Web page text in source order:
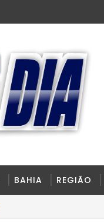
BAHIA REGIÃO